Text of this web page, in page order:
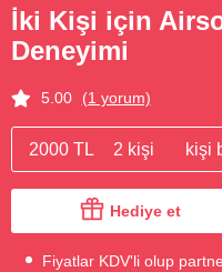
İki Kişi için
Deneyimi
5.00 (1 yorum)
2000 TL 2 kişi kişi
Hediye et
Fiyatlar KDV'li olup